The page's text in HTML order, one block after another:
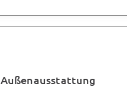
Außenausstattung